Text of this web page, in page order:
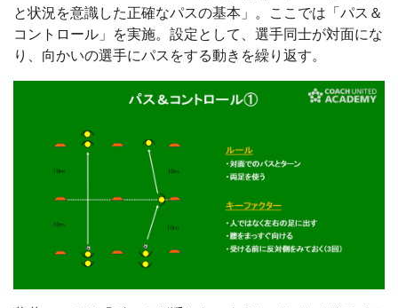
と状況を意識した正確なパスの基本」。ここでは「パス＆
コントロール」を実施。設定として、選手同士が対面にな
り、向かいの選手にパスをする動きを繰り返す。